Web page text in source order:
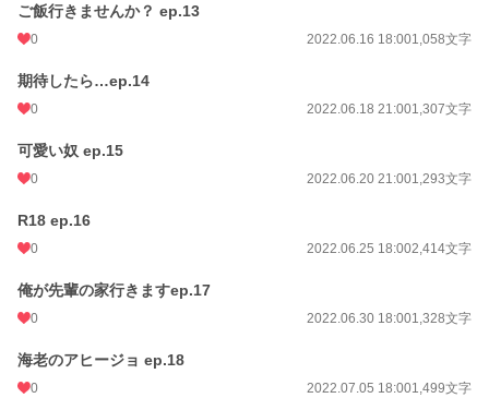
ご飯行きませんか？ ep.13
0 2022.06.16 18:001,058文字
期待したら…ep.14
0 2022.06.18 21:001,307文字
可愛い奴 ep.15
0 2022.06.20 21:001,293文字
R18 ep.16
0 2022.06.25 18:002,414文字
俺が先輩の家行きますep.17
0 2022.06.30 18:001,328文字
海老のアヒージョ ep.18
0 2022.07.05 18:001,499文字